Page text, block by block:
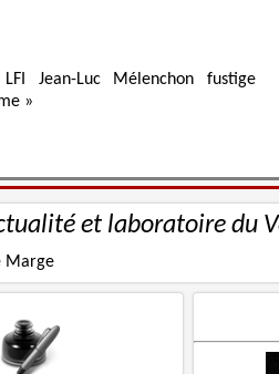
Jean-Luc Mélenchon fustige
»
et laboratoire du
Marge